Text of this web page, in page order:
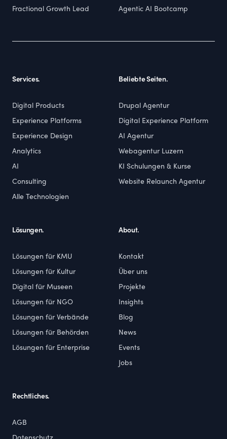
Fractional Growth Lead Agentic AI Bootcamp
Services.
Digital Products
Experience Platforms
Experience Design
Analytics
AI
Consulting
Alle Technologien
Beliebte Seiten.
Drupal Agentur
Digital Experience Platform
AI Agentur
Webagentur Luzern
KI Schulungen & Kurse
Website Relaunch Agentur
Lösungen.
Lösungen für KMU
Lösungen für Kultur
Digital für Museen
Lösungen für NGO
Lösungen für Verbände
Lösungen für Behörden
Lösungen für Enterprise
About.
Kontakt
Über uns
Projekte
Insights
Blog
News
Events
Jobs
Rechtliches.
AGB